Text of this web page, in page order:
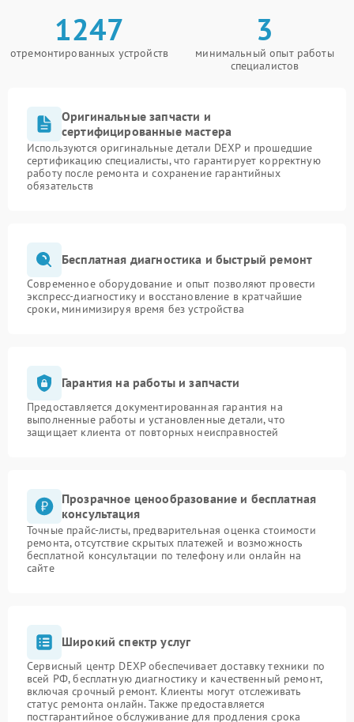
1247
отремонтированных устройств
3
минимальный опыт работы
специалистов
Оригинальные запчасти и
сертифицированные мастера
Используются оригинальные детали DEXP и прошедшие
сертификацию специалисты, что гарантирует корректную
работу после ремонта и сохранение гарантийных
обязательств
Бесплатная диагностика и быстрый ремонт
Современное оборудование и опыт позволяют провести
экспресс-диагностику и восстановление в кратчайшие
сроки, минимизируя время без устройства
Гарантия на работы и запчасти
Предоставляется документированная гарантия на
выполненные работы и установленные детали, что
защищает клиента от повторных неисправностей
Прозрачное ценообразование и бесплатная
консультация
Точные прайс-листы, предварительная оценка стоимости
ремонта, отсутствие скрытых платежей и возможность
бесплатной консультации по телефону или онлайн на
сайте
Широкий спектр услуг
Сервисный центр DEXP обеспечивает доставку техники по
всей РФ, бесплатную диагностику и качественный ремонт,
включая срочный ремонт. Клиенты могут отслеживать
статус ремонта онлайн. Также предоставляется
постгарантийное обслуживание для продления срока